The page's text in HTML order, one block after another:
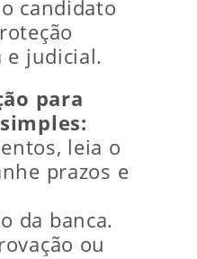
candidato
e judicial.
para
leia o
prazos e
da banca.
ou